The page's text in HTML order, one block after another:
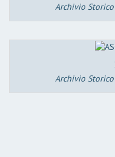
Archivio
Archivio